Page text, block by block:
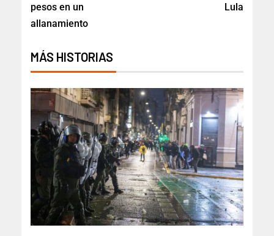
pesos en un
allanamiento
Lula
MÁS HISTORIAS